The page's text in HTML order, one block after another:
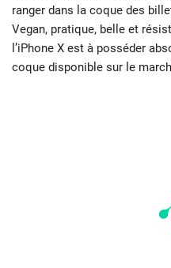
ranger dans la coque des
Vegan, pratique, belle et
l’iPhone X est à posséder
coque disponible sur le